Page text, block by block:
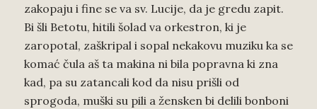
zakopaju i fine se va sv. Lucije, da je gredu zapit.
Bi šli Betotu, hitili šolad va orkestron, ki je
zaropotal, zaškripal i sopal nekakovu muziku ka se
komać čula aš ta makina ni bila popravna ki zna
kad, pa su zatancali kod da nisu prišli od
sprogoda, muški su pili a žensken bi delili bonboni